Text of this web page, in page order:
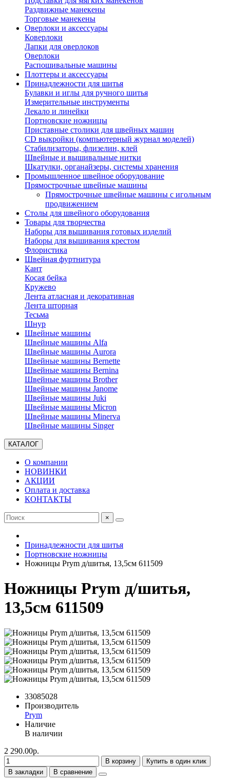
Раздвижные манекены
Торговые манекены
Оверлоки и аксессуары
Коверлоки
Лапки для оверлоков
Оверлоки
Распошивальные машины
Плоттеры и аксессуары
Принадлежности для шитья
Булавки и иглы для ручного шитья
Измерительные инструменты
Лекало и линейки
Портновские ножницы
Приставные столики для швейных машин
СD выкройки (компьютерный журнал моделей)
Стабилизаторы, флизелин, клей
Швейные и вышивальные нитки
Шкатулки, органайзеры, системы хранения
Промышленное швейное оборудование
Прямострочные швейные машины
Прямострочные швейные машины с игольным
продвижением
Столы для швейного оборудования
Товары для творчества
Наборы для вышивания готовых изделий
Наборы для вышивания крестом
Флористика
Швейная фуртнитура
Кант
Косая бейка
Кружево
Лента aтласная и декоративная
Лента шторная
Тесьма
Шнур
Швейные машины
Швейные машины Alfa
Швейные машины Aurora
Швейные машины Bernette
Швейные машины Bernina
Швейные машины Brother
Швейные машины Janome
Швейные машины Juki
Швейные машины Micron
Швейные машины Minerva
Швейные машины Singer
КАТАЛОГ
О компании
НОВИНКИ
АКЦИИ
Оплата и доставка
КОНТАКТЫ
×
Принадлежности для шитья
Портновские ножницы
Ножницы Prym д/шитья, 13,5см 611509
Ножницы Prym д/шитья,
13,5см 611509
33085028
Производитель
Prym
Наличие
В наличии
2 290.00р.
В корзину
Купить в один клик
В закладки
В сравнение